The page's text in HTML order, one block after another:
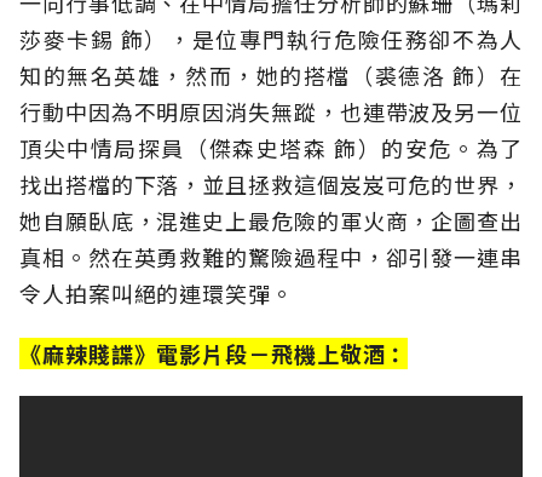
莎麥卡錫 飾），是位專門執行危險任務卻不為人
知的無名英雄，然而，她的搭檔（裘德洛 飾）在
行動中因為不明原因消失無蹤，也連帶波及另一位
頂尖中情局探員（傑森史塔森 飾）的安危。為了
找出搭檔的下落，並且拯救這個岌岌可危的世界，
她自願臥底，混進史上最危險的軍火商，企圖查出
真相。然在英勇救難的驚險過程中，卻引發一連串
令人拍案叫絕的連環笑彈。
《麻辣賤諜》 電影片段－飛機上敬酒：